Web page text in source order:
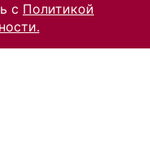
с Политикой